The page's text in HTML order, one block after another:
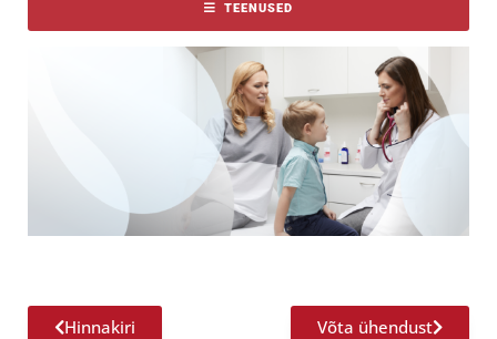
TEENUSED
Hinnakiri Võta ühendust